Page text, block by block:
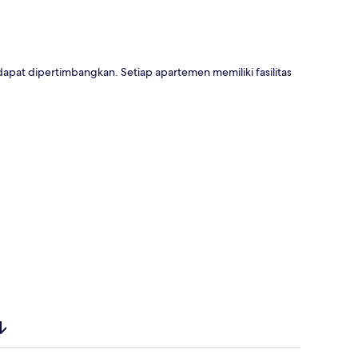
dipertimbangkan. Setiap apartemen memiliki fasilitas